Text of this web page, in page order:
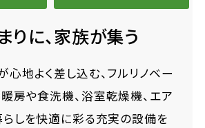
りに、家族が集う
地よく差し込む、フルリノベー
暖房や食洗機、浴室乾燥機、エア
しを快適に彩る充実の設備を